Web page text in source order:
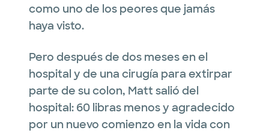
como uno de los peores que jamás
haya visto.
Pero después de dos meses en el
hospital y de una cirugía para extirpar
parte de su colon, Matt salió del
hospital: 60 libras menos y agradecido
por un nuevo comienzo en la vida con